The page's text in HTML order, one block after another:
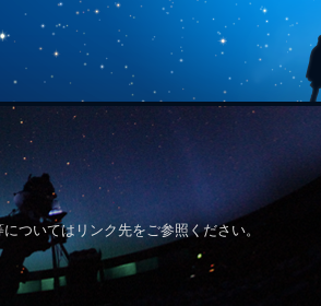
ついてはリンク先をご参照ください。